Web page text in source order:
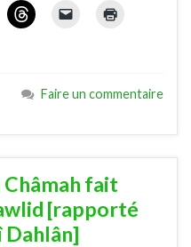
Faire un commentaire
Châmah fait
[rapporté
Dahlân]